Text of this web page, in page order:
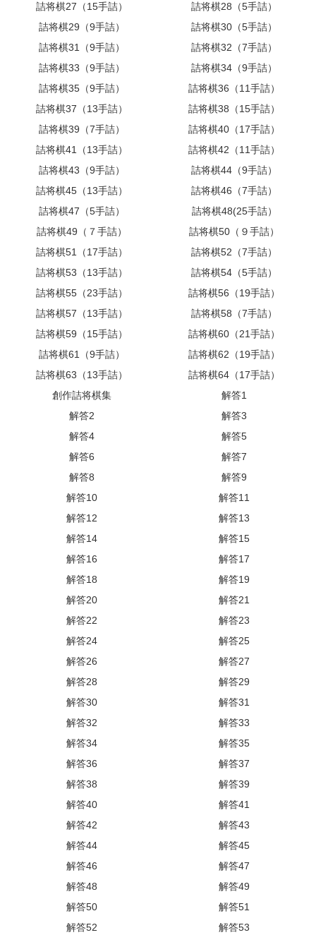
詰将棋27（15手詰）
詰将棋28（5手詰）
詰将棋29（9手詰）
詰将棋30（5手詰）
詰将棋31（9手詰）
詰将棋32（7手詰）
詰将棋33（9手詰）
詰将棋34（9手詰）
詰将棋35（9手詰）
詰将棋36（11手詰）
詰将棋37（13手詰）
詰将棋38（15手詰）
詰将棋39（7手詰）
詰将棋40（17手詰）
詰将棋41（13手詰）
詰将棋42（11手詰）
詰将棋43（9手詰）
詰将棋44（9手詰）
詰将棋45（13手詰）
詰将棋46（7手詰）
詰将棋47（5手詰）
詰将棋48(25手詰）
詰将棋49（７手詰）
詰将棋50（９手詰）
詰将棋51（17手詰）
詰将棋52（7手詰）
詰将棋53（13手詰）
詰将棋54（5手詰）
詰将棋55（23手詰）
詰将棋56（19手詰）
詰将棋57（13手詰）
詰将棋58（7手詰）
詰将棋59（15手詰）
詰将棋60（21手詰）
詰将棋61（9手詰）
詰将棋62（19手詰）
詰将棋63（13手詰）
詰将棋64（17手詰）
創作詰将棋集
解答1
解答2
解答3
解答4
解答5
解答6
解答7
解答8
解答9
解答10
解答11
解答12
解答13
解答14
解答15
解答16
解答17
解答18
解答19
解答20
解答21
解答22
解答23
解答24
解答25
解答26
解答27
解答28
解答29
解答30
解答31
解答32
解答33
解答34
解答35
解答36
解答37
解答38
解答39
解答40
解答41
解答42
解答43
解答44
解答45
解答46
解答47
解答48
解答49
解答50
解答51
解答52
解答53